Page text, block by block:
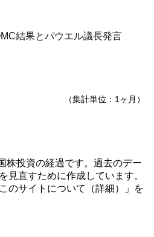
結果とパウエル議長発言
（集計単位：1ヶ月）
株投資の経過です。過去のデー
見直すために作成しています。
のサイトについて（詳細）」を